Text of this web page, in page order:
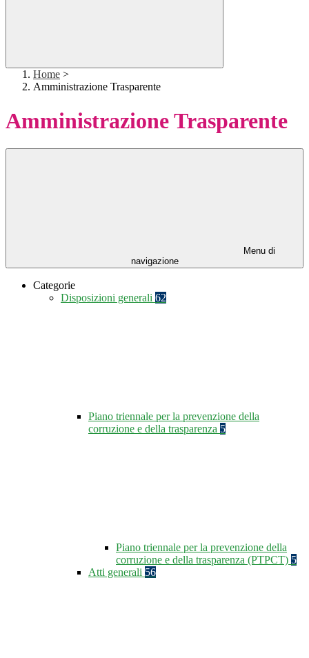
Home >
Amministrazione Trasparente
Amministrazione Trasparente
Menu di
navigazione
Categorie
Disposizioni generali 62
Piano triennale per la prevenzione della
corruzione e della trasparenza 5
Piano triennale per la prevenzione della
corruzione e della trasparenza (PTPCT) 5
Atti generali 56